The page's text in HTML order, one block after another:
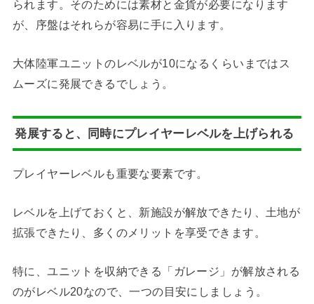
られます。そのためには素材と金貨が必要になります
が、序盤はそれらが容易に手に入ります。
大体陸軍ユニットのレベルが10になるくらいまではス
ムーズに発展できるでしょう。
発展すると、同時にプレイヤーレベルを上げられる
プレイヤーレベルも重要な要素です。
レベルを上げておくと、新施設が解放できたり、土地が
拡張できたり、多くのメリットを享受できます。
特に、ユニットを収納できる「ガレージ」が解放される
のがレベル20なので、一つの目安にしましょう。